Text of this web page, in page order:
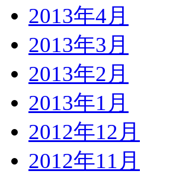
2013年4月
2013年3月
2013年2月
2013年1月
2012年12月
2012年11月